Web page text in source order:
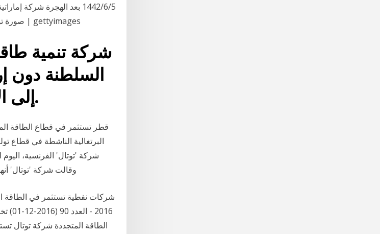
صورة توضيحية: مصنع نبيذ إسرائيلي في الجولان المحتل أرسل صادراته للإمارات | gettyimages
شركة تنمية
السلطنة دون
إلى الاستثمار بمجالات الطاقة المتجددة.
قطر تستثمر في قطاع الطاقة
وقالت شركة 'توتال' أنها سوف تستثمر 2.5 مليار دولار
شركات نفطية تستثمر في الطاقة